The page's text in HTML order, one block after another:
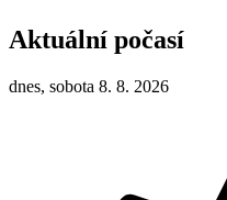
Aktuální počasí
dnes, sobota 8. 8. 2026